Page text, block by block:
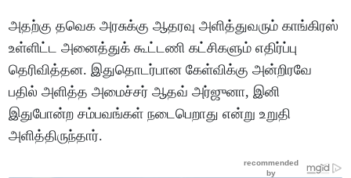
அதற்கு தவெக அரசுக்கு ஆதரவு அளித்துவரும் காங்கிரஸ்
உள்ளிட்ட அனைத்துக் கூட்டணி கட்சிகளும் எதிர்ப்பு
தெரிவித்தன. இதுதொடர்பான கேள்விக்கு அன்றிரவே
பதில் அளித்த அமைச்சர் ஆதவ் அர்ஜுனா, இனி
இதுபோன்ற சம்பவங்கள் நடைபெறாது என்று உறுதி
அளித்திருந்தார்.